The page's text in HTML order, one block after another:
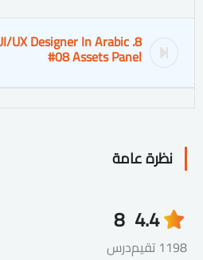
UX Designer In Arabic
#08 Assets Panel
نظرة عامة
4.4
1198 تقيم
8
درس